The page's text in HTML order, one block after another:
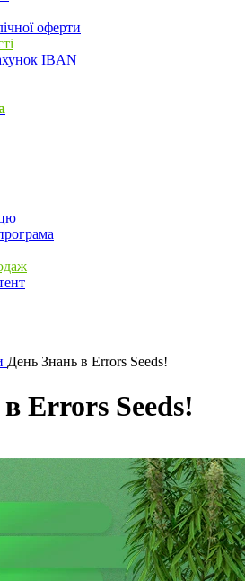
оферти
IBAN
День Знань в Errors Seeds!
Errors Seeds!